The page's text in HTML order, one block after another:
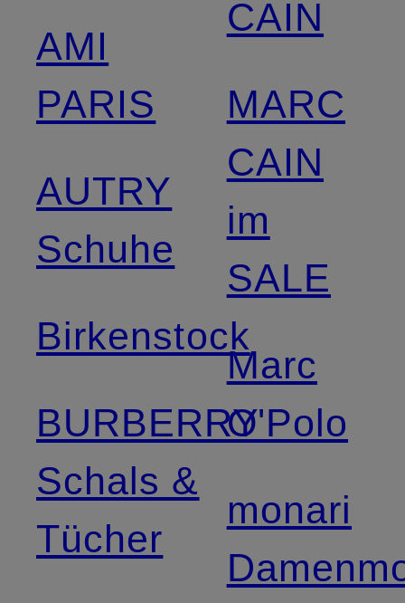
AMI
PARIS
AUTRY
Schuhe
Birkenstock
BURBERRY
Schals &
Tücher
CAIN
MARC
CAIN
im
SALE
Marc
O'Polo
monari